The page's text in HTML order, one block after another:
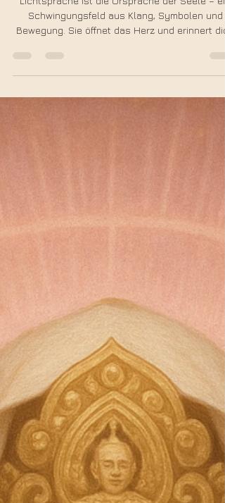
Was ist eigentlich Lichtsprache?
Verstandes, mitten aus dem Herzen heraus.